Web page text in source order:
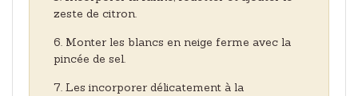
zeste de citron.
Monter les blancs en neige ferme avec la
pincée de sel.
Les incorporer délicatement à la